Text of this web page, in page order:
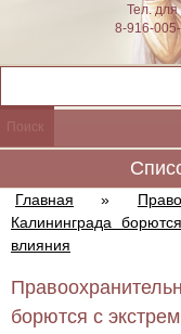
Тел.
8-916-
Главная » Право
Калининграда
влияния
борются с